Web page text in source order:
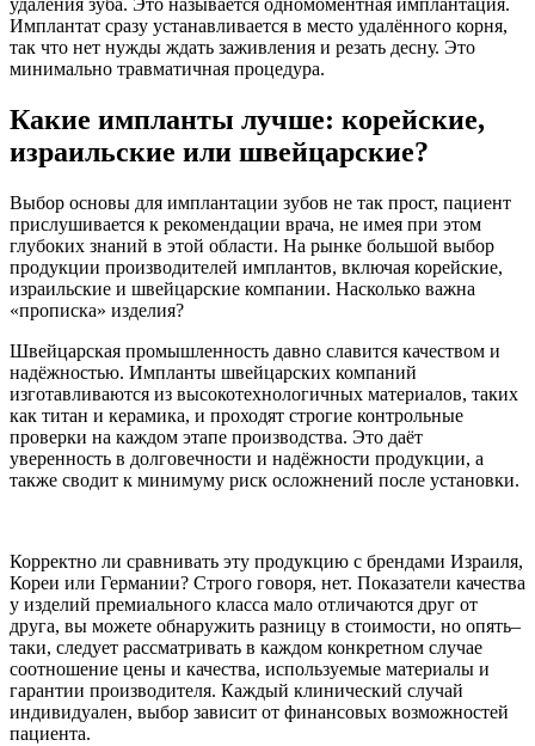
удаления зуба. Это называется одномоментная имплантация.
Имплантат сразу устанавливается в место удалённого корня,
так что нет нужды ждать заживления и резать десну. Это
минимально травматичная процедура.
Какие импланты лучше: корейские,
израильские или швейцарские?
Выбор основы для имплантации зубов не так прост, пациент
прислушивается к рекомендации врача, не имея при этом
глубоких знаний в этой области. На рынке большой выбор
продукции производителей имплантов, включая корейские,
израильские и швейцарские компании. Насколько важна
«прописка» изделия?
Швейцарская промышленность давно славится качеством и
надёжностью. Импланты швейцарских компаний
изготавливаются из высокотехнологичных материалов, таких
как титан и керамика, и проходят строгие контрольные
проверки на каждом этапе производства. Это даёт
уверенность в долговечности и надёжности продукции, а
также сводит к минимуму риск осложнений после установки.
Корректно ли сравнивать эту продукцию с брендами Израиля,
Кореи или Германии? Строго говоря, нет. Показатели качества
у изделий премиального класса мало отличаются друг от
друга, вы можете обнаружить разницу в стоимости, но опять–
таки, следует рассматривать в каждом конкретном случае
соотношение цены и качества, используемые материалы и
гарантии производителя. Каждый клинический случай
индивидуален, выбор зависит от финансовых возможностей
пациента.